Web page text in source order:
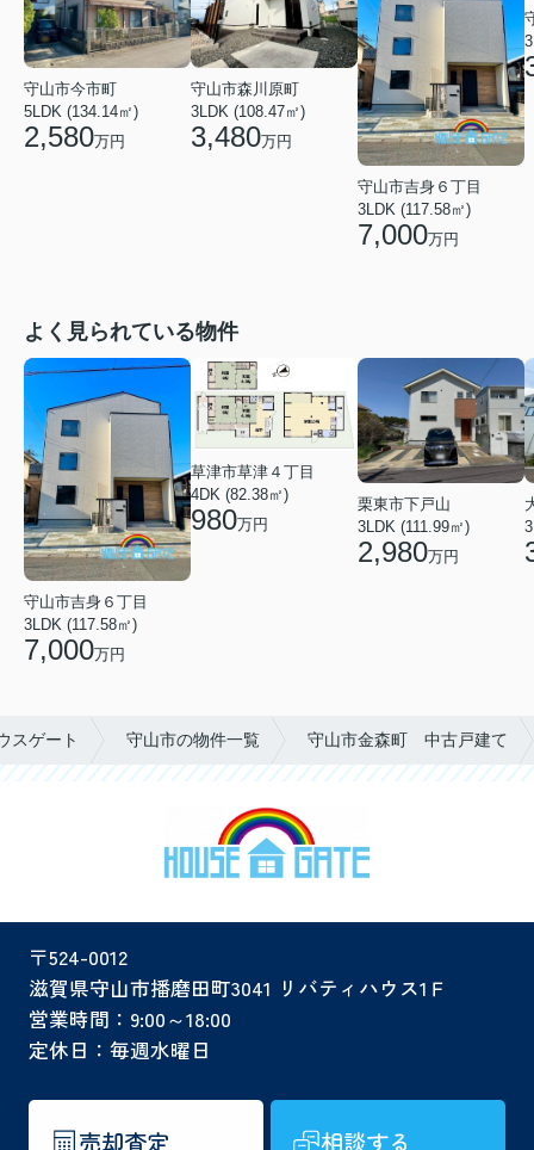
守山市今市町
5LDK (134.14㎡)
2,580万円
守山市森川原町
3LDK (108.47㎡)
3,480万円
守山市吉身６丁目
3LDK (117.58㎡)
7,000万円
よく見られている物件
守山市吉身６丁目
3LDK (117.58㎡)
7,000万円
草津市草津４丁目
4DK (82.38㎡)
980万円
栗東市下戸山
3LDK (111.99㎡)
2,980万円
スゲート 守山市の物件一覧 守山市金森町 中古戸建て
〒524-0012
滋賀県守山市播磨田町3041 リバティハウス1Ｆ
営業時間：9:00～18:00
定休日：毎週水曜日
売却査定 相談する